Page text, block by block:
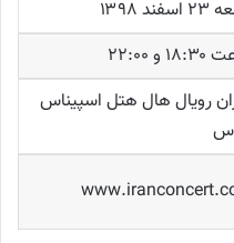
۱۳۹۸
و ۲۲:۰۰
رویال هال هتل اسپیناس